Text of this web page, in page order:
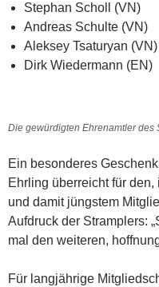
Stephan Scholl (VN)
Andreas Schulte (VN)
Aleksey Tsaturyan (VN)
Dirk Wiedermann (EN)
Die gewürdigten Ehrenamtler des
Ein besonderes
Ehrling überreicht für
und damit jüngstem
Aufdruck der Stramplers:
mal den weiteren,
Für langjährige